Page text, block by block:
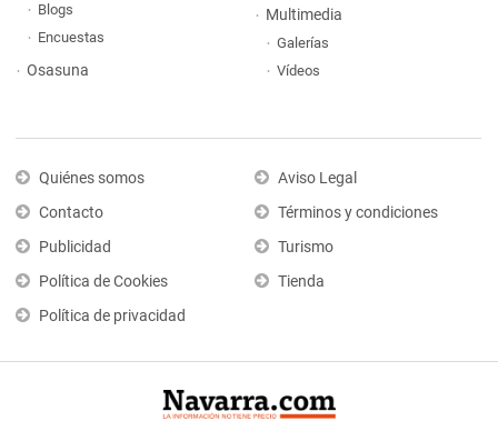
Blogs
Encuestas
Osasuna
Multimedia
Galerías
Vídeos
Quiénes somos
Contacto
Publicidad
Política de Cookies
Política de privacidad
Aviso Legal
Términos y condiciones
Turismo
Tienda